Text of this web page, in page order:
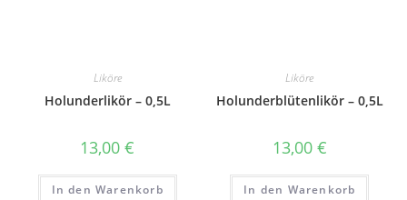
Liköre
Holunderlikör – 0,5L
13,00€
In den Warenkorb
Liköre
Holunderblütenlikör – 0,5L
13,00 €
In den Warenkorb